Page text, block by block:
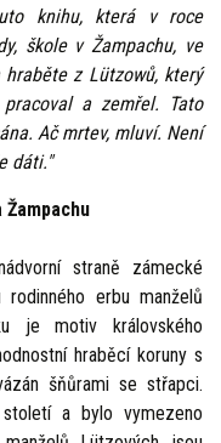
knihu, která v roce
škole v Žampachu, ve
z Lützowů, který
a zemřel. Tato
Ač mrtev, mluví. Není
dáti."
straně zámecké
erbu manželů
je motiv královského
hraběcí koruny s
šňůrami se střapci.
a bylo vymezeno